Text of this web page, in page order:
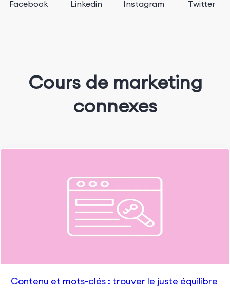
Facebook Linkedin Instagram Twitter
Cours de marketing
connexes
Contenu et mots-clés : trouver le juste équilibre